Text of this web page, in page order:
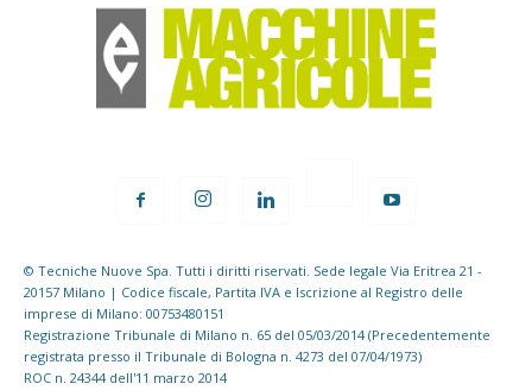
© Tecniche Nuove Spa. Tutti i diritti riservati. Sede legale Via Eritrea 21 -
20157 Milano | Codice fiscale, Partita IVA e Iscrizione al Registro delle
imprese di Milano: 00753480151
Registrazione Tribunale di Milano n. 65 del 05/03/2014 (Precedentemente
registrata presso il Tribunale di Bologna n. 4273 del 07/04/1973)
ROC n. 24344 dell'11 marzo 2014